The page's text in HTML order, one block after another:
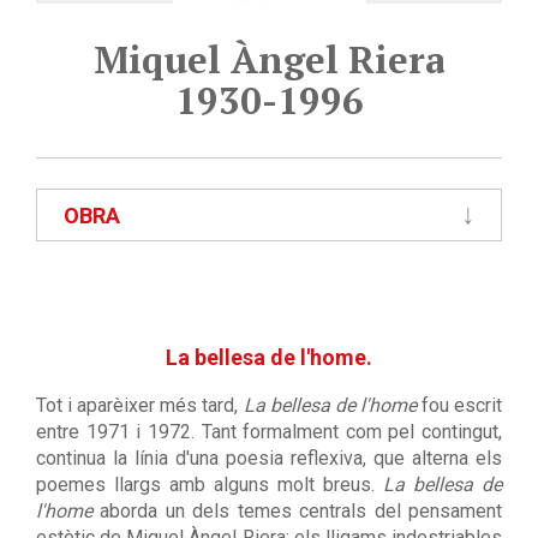
Miquel Àngel Riera
1930-1996
OBRA
La bellesa de l'home.
Tot i aparèixer més tard, La bellesa de l'homefou escrit
entre 1971 i 1972. Tant formalment com pel contingut,
continua la línia d'una poesia reflexiva, que alterna els
poemes llargs amb alguns molt breus. La bellesa de
l'homeaborda un dels temes centrals del pensament